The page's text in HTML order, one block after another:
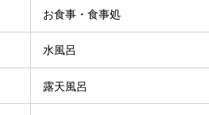
お食事・食事処
水風呂
露天風呂